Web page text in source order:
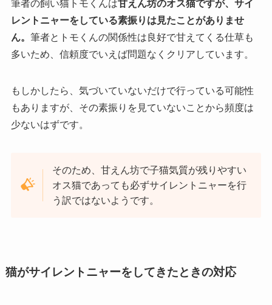
筆者の飼い猫トモくんは甘えん坊のオス猫ですが、サイ
レントニャーをしている素振りは見たことがありませ
ん。 筆者とトモくんの関係性は良好で甘えてくる仕草も
多いため、信頼度でいえば問題なくクリアしています。
もしかしたら、気づいていないだけで行っている可能性
もありますが、その素振りを見ていないことから頻度は
少ないはずです。
そのため、甘えん坊で子猫気質が残りやすい
オス猫であっても必ずサイレントニャーを行
う訳ではないようです。
猫がサイレントニャーをしてきたときの対応